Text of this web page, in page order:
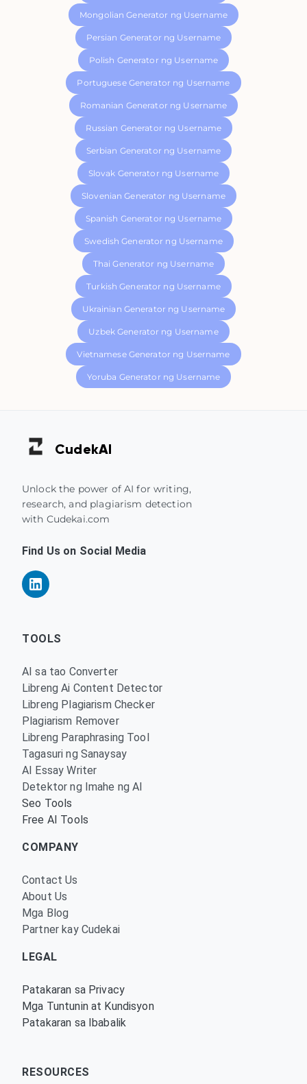
Mongolian Generator ng Username
Persian Generator ng Username
Polish Generator ng Username
Portuguese Generator ng Username
Romanian Generator ng Username
Russian Generator ng Username
Serbian Generator ng Username
Slovak Generator ng Username
Slovenian Generator ng Username
Spanish Generator ng Username
Swedish Generator ng Username
Thai Generator ng Username
Turkish Generator ng Username
Ukrainian Generator ng Username
Uzbek Generator ng Username
Vietnamese Generator ng Username
Yoruba Generator ng Username
CudekAI
Unlock the power of AI for writing,
research, and plagiarism detection
with Cudekai.com
Find Us on Social Media
TOOLS
AI sa tao Converter
Libreng Ai Content Detector
Libreng Plagiarism Checker
Plagiarism Remover
Libreng Paraphrasing Tool
Tagasuri ng Sanaysay
AI Essay Writer
Detektor ng Imahe ng AI
Seo Tools
Free AI Tools
COMPANY
Contact Us
About Us
Mga Blog
Partner kay Cudekai
LEGAL
Patakaran sa Privacy
Mga Tuntunin at Kundisyon
Patakaran sa Ibabalik
RESOURCES